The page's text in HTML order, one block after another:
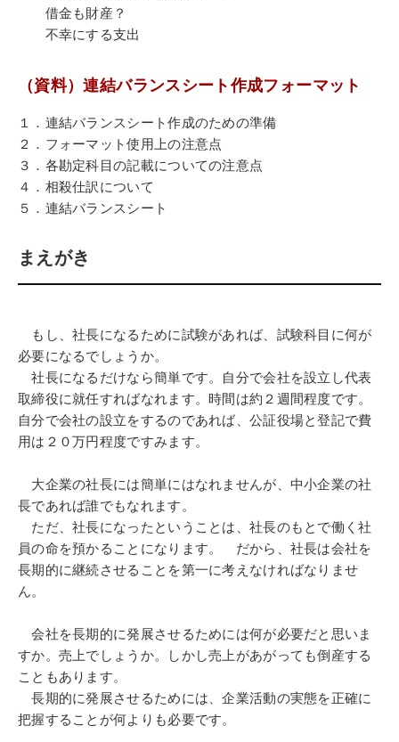
借金も財産？
不幸にする支出
（資料）連結バランスシート作成フォーマット
１．連結バランスシート作成のための準備
２．フォーマット使用上の注意点
３．各勘定科目の記載についての注意点
４．相殺仕訳について
５．連結バランスシート
まえがき
もし、社長になるために試験があれば、試験科目に何が
必要になるでしょうか。
社長になるだけなら簡単です。自分で会社を設立し代表
取締役に就任すればなれます。時間は約２週間程度です。
自分で会社の設立をするのであれば、公証役場と登記で費
用は２０万円程度ですみます。
大企業の社長には簡単にはなれませんが、中小企業の社
長であれば誰でもなれます。
ただ、社長になったということは、社長のもとで働く社
員の命を預かることになります。 だから、社長は会社を
長期的に継続させることを第一に考えなければなりませ
ん。
会社を長期的に発展させるためには何が必要だと思いま
すか。売上でしょうか。しかし売上があがっても倒産する
こともあります。
長期的に発展させるためには、企業活動の実態を正確に
把握することが何よりも必要です。